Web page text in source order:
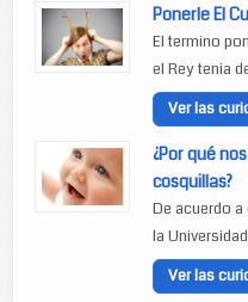
Ponerle El
El termino
el Rey tenia
Ver las
¿Por qué
cosquillas?
De acuerdo
la
Ver las